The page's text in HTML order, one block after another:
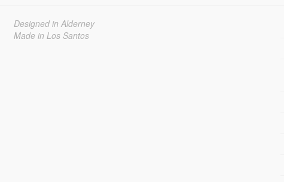
Designed in Alderney
Made in Los Santos